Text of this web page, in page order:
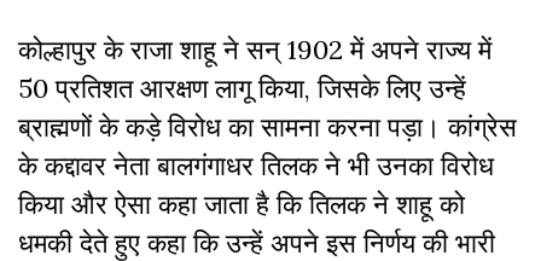
कोल्हापुर के राजा शाहू ने सन् 1902 में अपने राज्य में
50 प्रतिशत आरक्षण लागू किया, जिसके लिए उन्हें
ब्राह्मणों के कड़े विरोध का सामना करना पड़ा। कांग्रेस
के कद्दावर नेता बालगंगाधर तिलक ने भी उनका विरोध
किया और ऐसा कहा जाता है कि तिलक ने शाहू को
धमकी देते हुए कहा कि उन्हें अपने इस निर्णय की भारी